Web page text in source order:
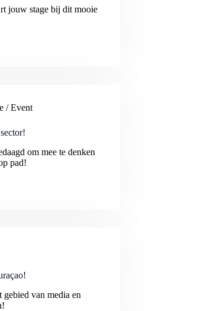
jouw stage bij dit mooie
/ Event
om mee te denken
pad!
van media en